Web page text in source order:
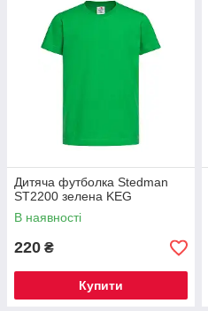
Дитяча футболка Stedman
ST2200 зелена KEG
В наявності
220 ₴
Купити